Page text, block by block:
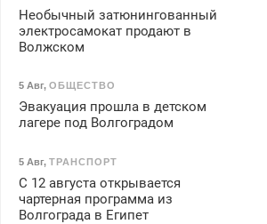
Необычный затюнингованный
электросамокат продают в
Волжском
5 Авг, ОБЩЕСТВО
Эвакуация прошла в детском
лагере под Волгоградом
5 Авг, ТРАНСПОРТ
С 12 августа открывается
чартерная программа из
Волгограда в Египет